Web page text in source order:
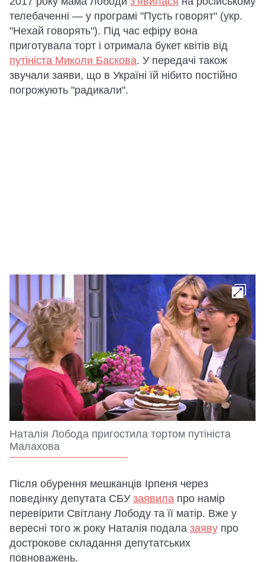
телебаченні — у програмі "Пусть говорят" (укр.
"Нехай говорять"). Під час ефіру вона
приготувала торт і отримала букет квітів від
путініста Миколи Баскова. У передачі також
звучали заяви, що в Україні їй нібито постійно
погрожують "радикали".
Наталія Лобода пригостила тортом путініста
Малахова
Після обурення мешканців Ірпеня через
поведінку депутата СБУ заявила про намір
перевірити Світлану Лободу та її матір. Вже у
вересні того ж року Наталія подала заяву про
дострокове складання депутатських
повноважень.